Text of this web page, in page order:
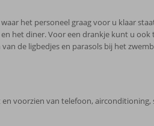
het personeel graag voor u klaar
het diner. Voor een drankje kunt u
de ligbedjes en parasols bij het
voorzien van telefoon,